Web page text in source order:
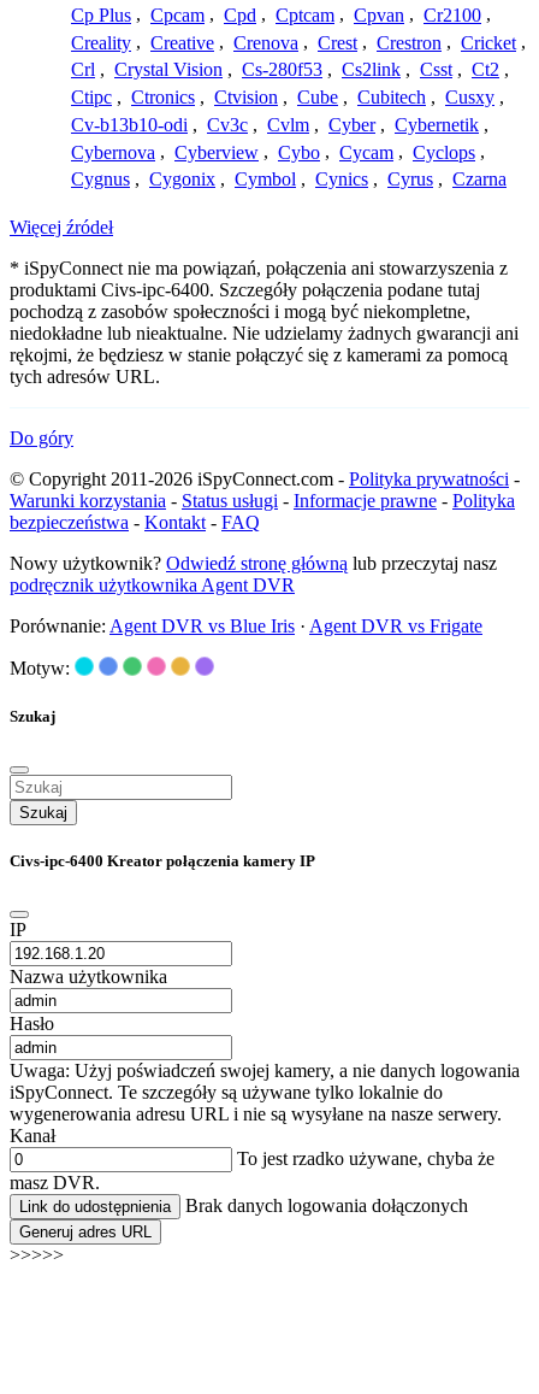
Cp Plus , Cpcam , Cpd , Cptcam , Cpvan , Cr2100 ,
Creality , Creative , Crenova , Crest , Crestron , Cricket ,
Crl , Crystal Vision , Cs-280f53 , Cs2link , Csst , Ct2 ,
Ctipc , Ctronics , Ctvision , Cube , Cubitech , Cusxy ,
Cv-b13b10-odi , Cv3c , Cvlm , Cyber , Cybernetik ,
Cybernova , Cyberview , Cybo , Cycam , Cyclops ,
Cygnus , Cygonix , Cymbol , Cynics , Cyrus , Czarna
Więcej źródeł
* iSpyConnect nie ma powiązań, połączenia ani stowarzyszenia z
produktami Civs-ipc-6400. Szczegóły połączenia podane tutaj
pochodzą z zasobów społeczności i mogą być niekompletne,
niedokładne lub nieaktualne. Nie udzielamy żadnych gwarancji ani
rękojmi, że będziesz w stanie połączyć się z kamerami za pomocą
tych adresów URL.
Do góry
© Copyright 2011-2026 iSpyConnect.com - Polityka prywatności -
Warunki korzystania - Status usługi - Informacje prawne - Polityka
bezpieczeństwa - Kontakt - FAQ
Nowy użytkownik? Odwiedź stronę główną lub przeczytaj nasz
podręcznik użytkownika Agent DVR
Porównanie: Agent DVR vs Blue Iris · Agent DVR vs Frigate
Motyw:
Szukaj
Szukaj
Civs-ipc-6400 Kreator połączenia kamery IP
IP
Nazwa użytkownika
Hasło
Uwaga: Użyj poświadczeń swojej kamery, a nie danych logowania
iSpyConnect. Te szczegóły są używane tylko lokalnie do
wygenerowania adresu URL i nie są wysyłane na nasze serwery.
Kanał
To jest rzadko używane, chyba że
masz DVR.
Link do udostępnienia Brak danych logowania dołączonych
Generuj adres URL
>>>>>